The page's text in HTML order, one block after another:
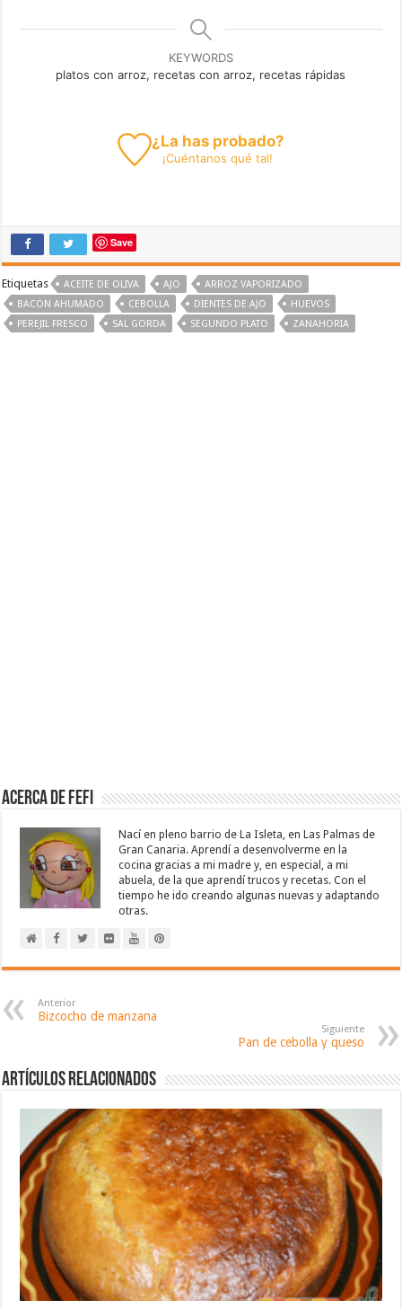
KEYWORDS
platos con arroz, recetas con arroz, recetas rápidas
¿La has probado?
¡Cuéntanos qué tal!
Save
Etiquetas ACEITE DE OLIVA AJO
ARROZ VAPORIZADO
BACON AHUMADO
CEBOLLA DIENTES DE AJO
HUEVOS
PEREJIL FRESCO
SAL GORDA SEGUNDO PLATO ZANAHORIA
Acerca de Fefi
Nací en pleno barrio de La Isleta, en Las Palmas de
Gran Canaria. Aprendí a desenvolverme en la
cocina gracias a mi madre y, en especial, a mi
abuela, de la que aprendí trucos y recetas. Con el
tiempo he ido creando algunas nuevas y adaptando
otras.
Anterior
Bizcocho de manzana
Siguiente
Pan de cebolla y queso
Artículos relacionados